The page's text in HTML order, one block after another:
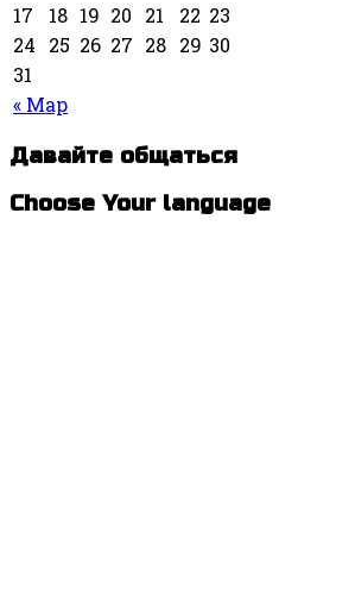
« Мар
17
18 19 20 21 22 23
24
25 26 27 28 29 30
31
Давайте общаться
Choose Your language